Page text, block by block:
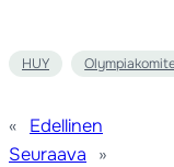
HUY
«
Edellinen
Seuraava
»